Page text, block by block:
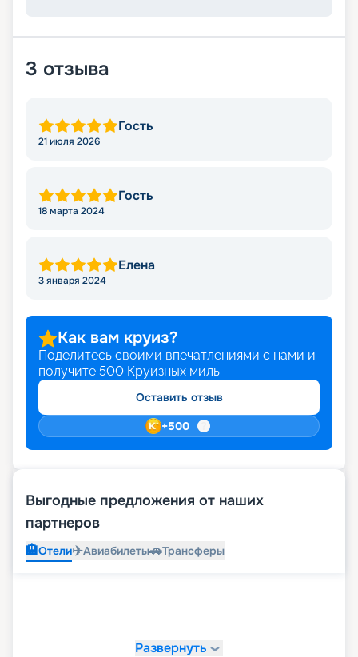
3 отзыва
Гость
21 июля 2026
Гость
18 марта 2024
Елена
3 января 2024
Как вам круиз?
Поделитесь своими впечатлениями с нами и
получите 500 Круизных миль
Оставить отзыв
+500
Выгодные предложения от наших
партнеров
🏨Отели✈️Авиабилеты🚗Трансферы
Развернуть